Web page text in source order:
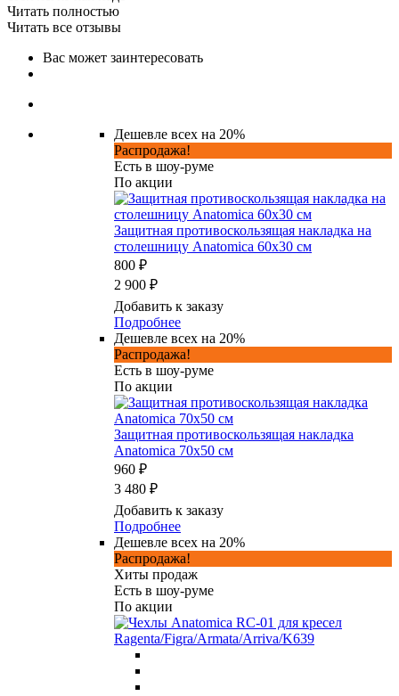
Читать полностью
Читать все отзывы
Вас может заинтересовать
Дешевле всех на 20%
Распродажа!
Есть в шоу-руме
По акции
Защитная противоскользящая накладка на
столешницу Anatomica 60x30 см
800 ₽
2 900 ₽
Добавить к заказу
Подробнее
Дешевле всех на 20%
Распродажа!
Есть в шоу-руме
По акции
Защитная противоскользящая накладка
Anatomica 70х50 см
960 ₽
3 480 ₽
Добавить к заказу
Подробнее
Дешевле всех на 20%
Распродажа!
Хиты продаж
Есть в шоу-руме
По акции